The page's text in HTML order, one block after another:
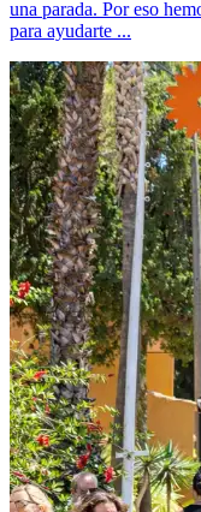
una parada. Por eso
para ayudarte ...